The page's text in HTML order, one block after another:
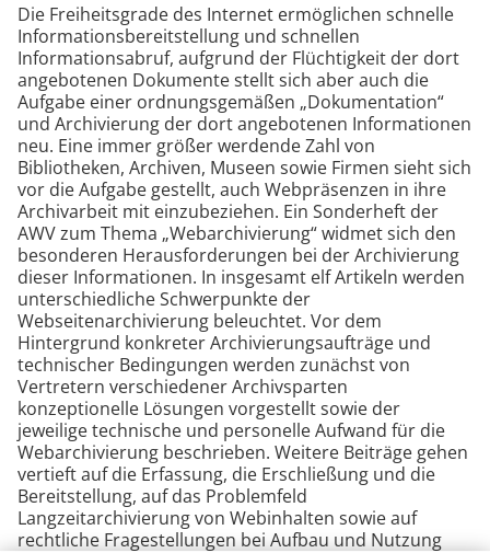
Die Freiheitsgrade des Internet ermöglichen schnelle
Informationsbereitstellung und schnellen
Informationsabruf, aufgrund der Flüchtigkeit der dort
angebotenen Dokumente stellt sich aber auch die
Aufgabe einer ordnungsgemäßen „Dokumentation“
und Archivierung der dort angebotenen Informationen
neu. Eine immer größer werdende Zahl von
Bibliotheken, Archiven, Museen sowie Firmen sieht sich
vor die Aufgabe gestellt, auch Webpräsenzen in ihre
Archivarbeit mit einzubeziehen. Ein Sonderheft der
AWV zum Thema „Webarchivierung“ widmet sich den
besonderen Herausforderungen bei der Archivierung
dieser Informationen. In insgesamt elf Artikeln werden
unterschiedliche Schwerpunkte der
Webseitenarchivierung beleuchtet. Vor dem
Hintergrund konkreter Archivierungsaufträge und
technischer Bedingungen werden zunächst von
Vertretern verschiedener Archivsparten
konzeptionelle Lösungen vorgestellt sowie der
jeweilige technische und personelle Aufwand für die
Webarchivierung beschrieben. Weitere Beiträge gehen
vertieft auf die Erfassung, die Erschließung und die
Bereitstellung, auf das Problemfeld
Langzeitarchivierung von Webinhalten sowie auf
rechtliche Fragestellungen bei Aufbau und Nutzung